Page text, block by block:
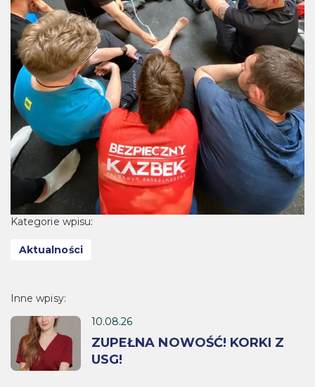
Kategorie wpisu:
Aktualności
Inne wpisy:
10.08.26
ZUPEŁNA NOWOŚĆ! KORKI Z
USG!